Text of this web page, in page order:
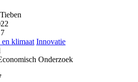
klimaat Innovatie
Onderzoek